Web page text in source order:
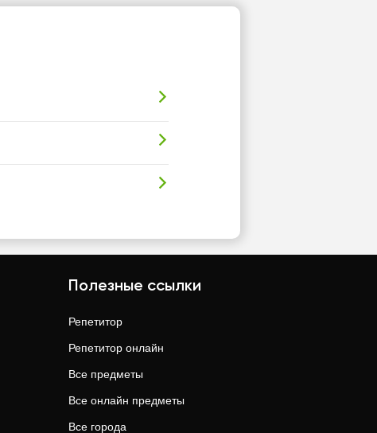
Полезные ссылки
Репетитор
Репетитор онлайн
Все предметы
Все онлайн предметы
Все города